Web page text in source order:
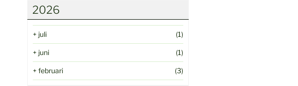
2026
+ juli (1)
+ juni (1)
+ februari (3)